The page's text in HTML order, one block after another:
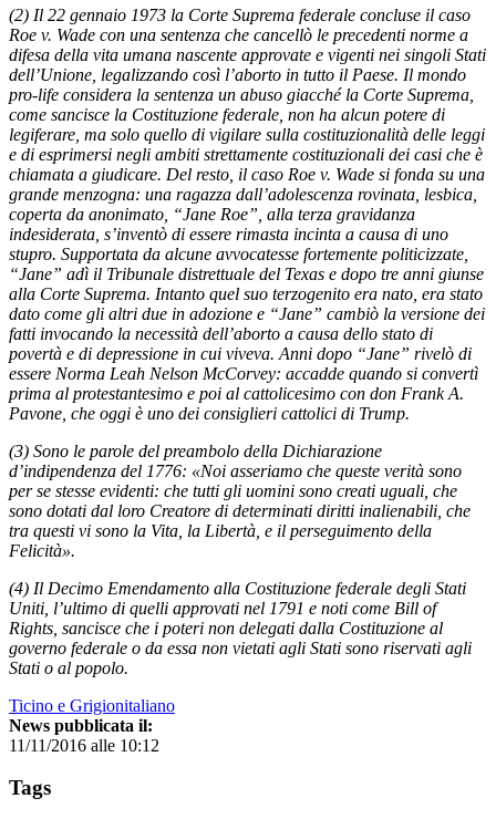
(2) Il 22 gennaio 1973 la Corte Suprema federale concluse il caso
Roe v. Wade con una sentenza che cancellò le precedenti norme a
difesa della vita umana nascente approvate e vigenti nei singoli Stati
dell’Unione, legalizzando così l’aborto in tutto il Paese. Il mondo
pro-life considera la sentenza un abuso giacché la Corte Suprema,
come sancisce la Costituzione federale, non ha alcun potere di
legiferare, ma solo quello di vigilare sulla costituzionalità delle leggi
e di esprimersi negli ambiti strettamente costituzionali dei casi che è
chiamata a giudicare. Del resto, il caso Roe v. Wade si fonda su una
grande menzogna: una ragazza dall’adolescenza rovinata, lesbica,
coperta da anonimato, “Jane Roe”, alla terza gravidanza
indesiderata, s’inventò di essere rimasta incinta a causa di uno
stupro. Supportata da alcune avvocatesse fortemente politicizzate,
“Jane” adì il Tribunale distrettuale del Texas e dopo tre anni giunse
alla Corte Suprema. Intanto quel suo terzogenito era nato, era stato
dato come gli altri due in adozione e “Jane” cambiò la versione dei
fatti invocando la necessità dell’aborto a causa dello stato di
povertà e di depressione in cui viveva. Anni dopo “Jane” rivelò di
essere Norma Leah Nelson McCorvey: accadde quando si convertì
prima al protestantesimo e poi al cattolicesimo con don Frank A.
Pavone, che oggi è uno dei consiglieri cattolici di Trump.
(3) Sono le parole del preambolo della Dichiarazione
d’indipendenza del 1776: «Noi asseriamo che queste verità sono
per se stesse evidenti: che tutti gli uomini sono creati uguali, che
sono dotati dal loro Creatore di determinati diritti inalienabili, che
tra questi vi sono la Vita, la Libertà, e il perseguimento della
Felicità».
(4) Il Decimo Emendamento alla Costituzione federale degli Stati
Uniti, l’ultimo di quelli approvati nel 1791 e noti come Bill of
Rights, sancisce che i poteri non delegati dalla Costituzione al
governo federale o da essa non vietati agli Stati sono riservati agli
Stati o al popolo.
Ticino e Grigionitaliano
News pubblicata il:
11/11/2016 alle 10:12
Tags